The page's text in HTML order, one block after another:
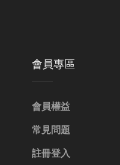
會員專區
會員權益
常見問題
註冊登入